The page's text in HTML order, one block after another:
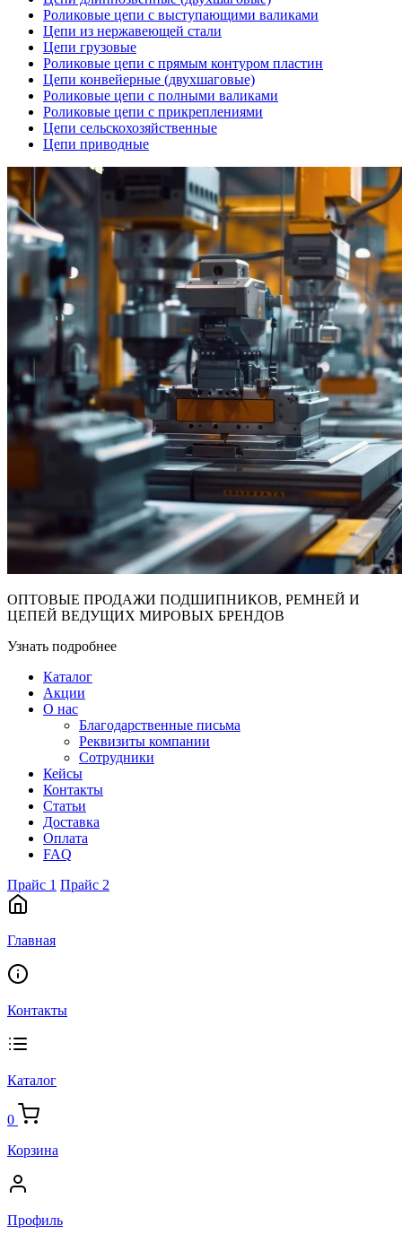
Роликовые цепи с выступающими валиками
Цепи из нержавеющей стали
Цепи грузовые
Роликовые цепи с прямым контуром пластин
Цепи конвейерные (двухшаговые)
Роликовые цепи с полными валиками
Роликовые цепи с прикреплениями
Цепи сельскохозяйственные
Цепи приводные
ОПТОВЫЕ ПРОДАЖИ ПОДШИПНИКОВ, РЕМНЕЙ И
ЦЕПЕЙ ВЕДУЩИХ МИРОВЫХ БРЕНДОВ
Узнать подробнее
Каталог
Акции
О нас
Благодарственные письма
Реквизиты компании
Сотрудники
Кейсы
Контакты
Статьи
Доставка
Оплата
FAQ
Прайс 1 Прайс 2
Главная
Контакты
Каталог
0
Корзина
Профиль